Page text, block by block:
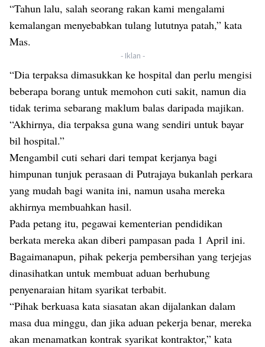
“Tahun lalu, salah seorang rakan kami mengalami
kemalangan menyebabkan tulang lututnya patah,” kata
Mas.
- Iklan -
“Dia terpaksa dimasukkan ke hospital dan perlu mengisi
beberapa borang untuk memohon cuti sakit, namun dia
tidak terima sebarang maklum balas daripada majikan.
“Akhirnya, dia terpaksa guna wang sendiri untuk bayar
bil hospital.”
Mengambil cuti sehari dari tempat kerjanya bagi
himpunan tunjuk perasaan di Putrajaya bukanlah perkara
yang mudah bagi wanita ini, namun usaha mereka
akhirnya membuahkan hasil.
Pada petang itu, pegawai kementerian pendidikan
berkata mereka akan diberi pampasan pada 1 April ini.
Bagaimanapun, pihak pekerja pembersihan yang terjejas
dinasihatkan untuk membuat aduan berhubung
penyenaraian hitam syarikat terbabit.
“Pihak berkuasa kata siasatan akan dijalankan dalam
masa dua minggu, dan jika aduan pekerja benar, mereka
akan menamatkan kontrak syarikat kontraktor,” kata